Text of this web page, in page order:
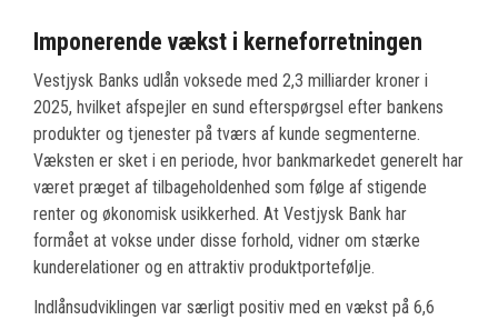
Imponerende vækst i kerneforretningen
Vestjysk Banks udlån voksede med 2,3 milliarder kroner i
2025, hvilket afspejler en sund efterspørgsel efter bankens
produkter og tjenester på tværs af kunde segmenterne.
Væksten er sket i en periode, hvor bankmarkedet generelt har
været præget af tilbageholdenhed som følge af stigende
renter og økonomisk usikkerhed. At Vestjysk Bank har
formået at vokse under disse forhold, vidner om stærke
kunderelationer og en attraktiv produktportefølje.
Indlånsudviklingen var særligt positiv med en vækst på 6,6